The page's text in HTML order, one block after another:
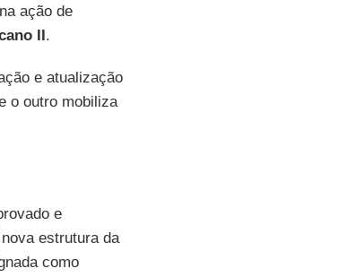
ação de
II.
e atualização
o outro mobiliza
e
estrutura da
como